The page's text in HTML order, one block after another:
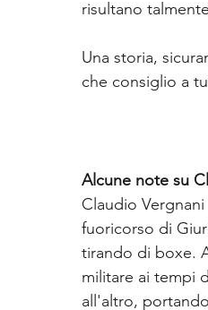
risultano
Una storia,
che consiglio a
Alcune note su
Claudio
fuoricorso di
tirando di boxe.
militare ai tempi
all'altro,